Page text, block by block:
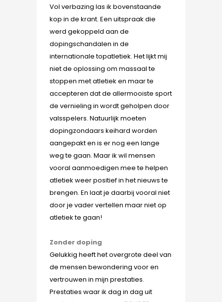
Vol verbazing las ik bovenstaande
kop in de krant. Een uitspraak die
werd gekoppeld aan de
dopingschandalen in de
internationale topatletiek. Het lijkt mij
niet de oplossing om massaal te
stoppen met atletiek en maar te
accepteren dat de allermooiste sport
de vernieling in wordt geholpen door
valsspelers. Natuurlijk moeten
dopingzondaars keihard worden
aangepakt en is er nog een lange
weg te gaan. Maar ik wil mensen
vooral aanmoedigen mee te helpen
atletiek weer positief in het nieuws te
brengen. En laat je daarbij vooral niet
door je vader vertellen maar niet op
atletiek te gaan!
Zonder doping
Gelukkig heeft het overgrote deel van
de mensen bewondering voor en
vertrouwen in mijn prestaties.
Prestaties waar ik dag in dag uit